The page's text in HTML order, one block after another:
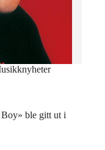
ble gitt ut i